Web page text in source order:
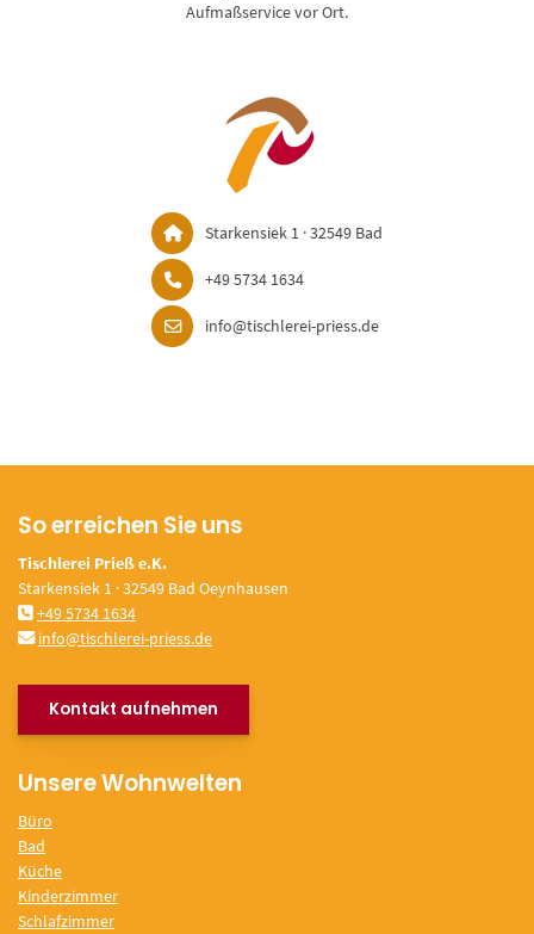
Aufmaßservice vor Ort.
Starkensiek 1 · 32549 Bad
+49 5734 1634
info@tischlerei-priess.de
So erreichen Sie uns
Tischlerei Prieß e.K.
Starkensiek 1 · 32549 Bad Oeynhausen
+49 5734 1634
info@tischlerei-priess.de
Kontakt aufnehmen
Unsere Wohnwelten
Büro
Bad
Küche
Kinderzimmer
Schlafzimmer